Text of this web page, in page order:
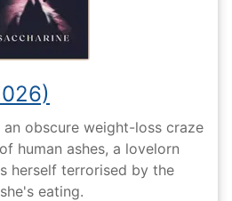
obscure weight-loss craze
human ashes, a lovelorn
herself terrorised by the
eating.